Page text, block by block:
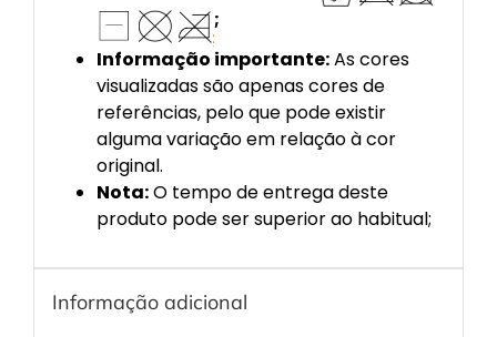
;
Informação importante:As cores
visualizadas são apenas cores de
referências, pelo que pode existir
alguma variação em relação à cor
original.
Nota:O tempo de entrega deste
produto pode ser superior ao habitual;
Informação adicional